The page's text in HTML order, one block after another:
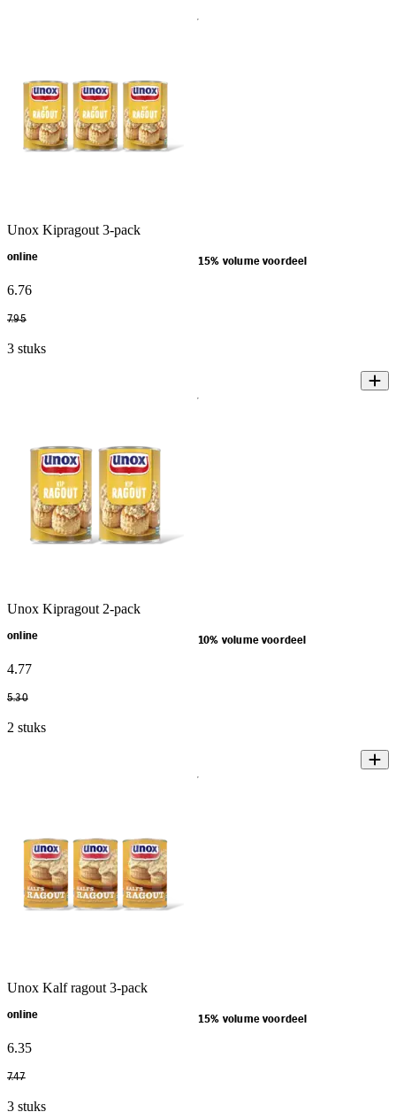
Unox Kipragout 3-pack
online 15% volume voordeel
6.76
7.95
3 stuks
Unox Kipragout 2-pack
online 10% volume voordeel
4.77
5.30
2 stuks
Unox Kalf ragout 3-pack
online 15% volume voordeel
6.35
7.47
3 stuks